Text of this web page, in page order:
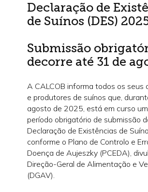
Declaração de
de Suínos (DES)
Submissão
decorre até 31 de
A CALCOB informa todos os seus
e produtores de suínos que,
agosto de 2025, está em curso
período obrigatório de submissão
Declaração de Existências de
conforme o Plano de Controlo e
Doença de Aujeszky (PCEDA),
Direção-Geral de Alimentação e
(DGAV).